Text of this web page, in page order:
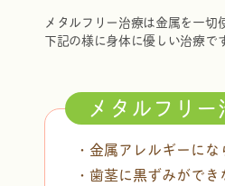
メタルフリー治療は金属を一切
下記の様に身体に優しい治療で
メタルフリ
・金属アレルギーに
・歯茎に黒ずみがで